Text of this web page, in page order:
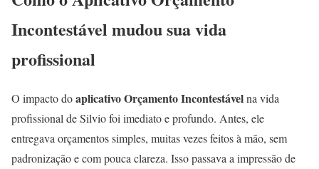
Incontestável mudou sua vida
profissional
O impacto doaplicativo Orçamento Incontestávelna vida
profissional de Silvio foi imediato e profundo. Antes, ele
entregava orçamentos simples, muitas vezes feitos à mão, sem
padronização e com pouca clareza. Isso passava a impressão de